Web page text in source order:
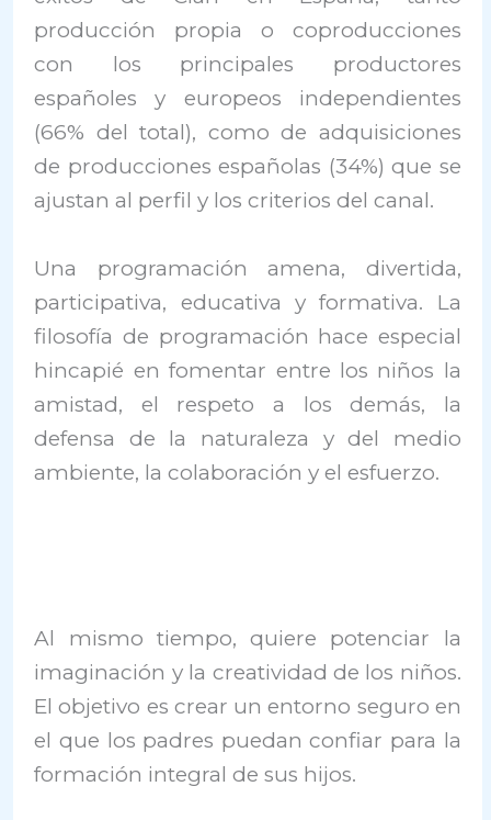
producción propia o coproducciones
con los principales productores
españoles y europeos independientes
(66% del total), como de adquisiciones
de producciones españolas (34%) que se
ajustan al perfil y los criterios del canal.
Una programación amena, divertida,
participativa, educativa y formativa. La
filosofía de programación hace especial
hincapié en fomentar entre los niños la
amistad, el respeto a los demás, la
defensa de la naturaleza y del medio
ambiente, la colaboración y el esfuerzo.
Al mismo tiempo, quiere potenciar la
imaginación y la creatividad de los niños.
El objetivo es crear un entorno seguro en
el que los padres puedan confiar para la
formación integral de sus hijos.